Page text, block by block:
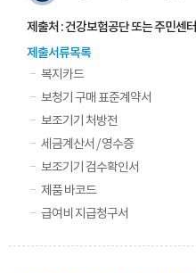
제출처 : 건강보험공단 또는 주민센터
제출서류목록
복지카드
보청기 구매 표준계약서
보조기기 처방전
세금계산서 / 영수증
보조기기 검수확인서
제품 바코드
급여비 지급청구서